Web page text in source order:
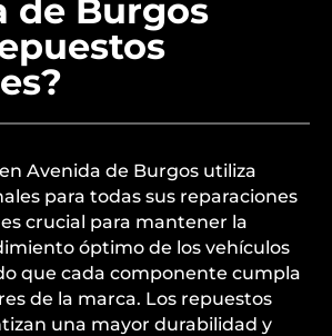
de Burgos
Avenida de Burgos utiliza
para todas sus reparaciones
crucial para mantener la
óptimo de los vehículos
que cada componente cumpla
de la marca. Los repuestos
una mayor durabilidad y